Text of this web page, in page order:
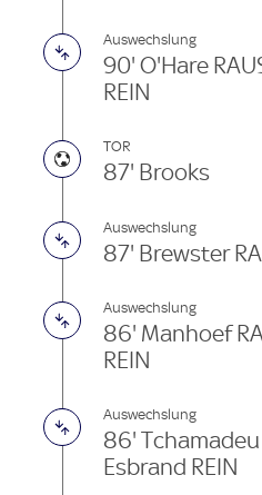
Auswechslung
90' O'Hare
REIN
TOR
87' Brooks
Auswechslung
87' Brewster
Auswechslung
86' Manhoef
REIN
Auswechslung
86'
Esbrand REIN